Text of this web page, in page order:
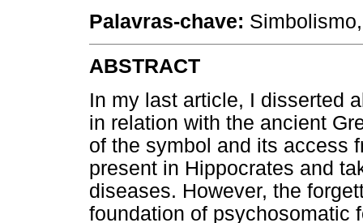
Palavras-chave:
ABSTRACT
In my last article, I disserted
in relation with the ancient
of the symbol and its access
present in Hippocrates and
diseases. However, the
foundation of psychosomatic